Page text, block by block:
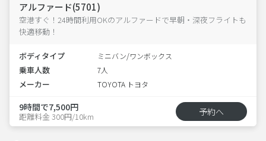
アルファード(5701)
空港すぐ！24時間利用OKのアルファードで早朝・深夜フライトも
快適移動！
ボディタイプ ミニバン/ワンボックス
乗車人数 7人
メーカー TOYOTA トヨタ
9時間で7,500円
距離料金 300円/10km 予約へ